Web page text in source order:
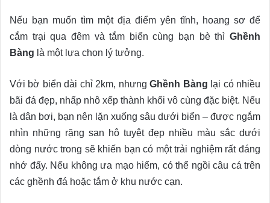
Nếu bạn muốn tìm một địa điểm yên tĩnh, hoang sơ để
cắm trại qua đêm và tắm biển cùng bạn bè thì Ghềnh
Bàng là một lựa chọn lý tưởng.
Với bờ biển dài chỉ 2km, nhưngGhềnh Bàng lại có nhiều
bãi đá đẹp, nhấp nhô xếp thành khối vô cùng đặc biệt. Nếu
là dân bơi, bạn nên lặn xuống sâu dưới biển – được ngắm
nhìn những rặng san hô tuyệt đẹp nhiều màu sắc dưới
dòng nước trong sẽ khiến bạn có một trải nghiệm rất đáng
nhớ đấy. Nếu không ưa mạo hiểm, có thể ngồi câu cá trên
các ghềnh đá hoặc tắm ở khu nước cạn.